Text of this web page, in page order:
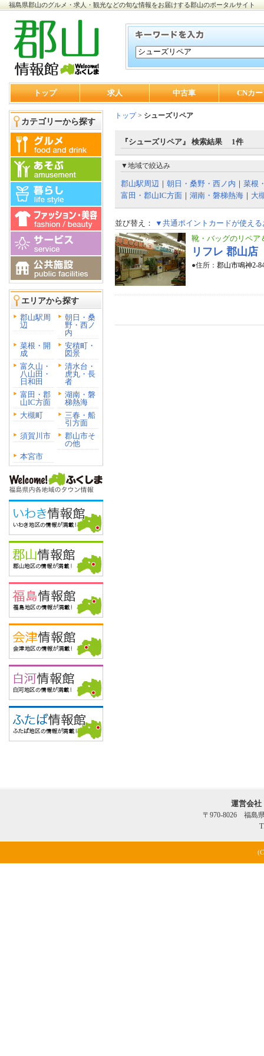
福島県郡山のグルメ・求人・観光などの旬な情報をお届けする郡山のポータルサイト
トップ 求人 中古車 CNカ
カテゴリーから探す
エリアから探す
郡山駅周
辺
朝日・桑
野・西ノ
内
菜根・開
成
安積町・
図景
富久山・
八山田・
日和田
清水台・
虎丸・長
者
富田・郡
山IC方面
湖南・磐
梯熱海
大槻町
三春・船
引方面
須賀川市
郡山市そ
の他
本宮市
トップ> シューズリペア
『シューズリペア』 検索結果 1件
▼地域で絞込み
郡山駅周辺 ｜ 朝日・桑野・西ノ内 ｜ 菜根
富田・郡山IC方面 ｜ 湖南・磐梯熱海 ｜ 大
並び替え：
▼共通ポイントカードが使える
靴・バッグのリペア
リフレ 郡山店
●住所： 郡山市鳴神2-
運営会
〒970-8026 福島